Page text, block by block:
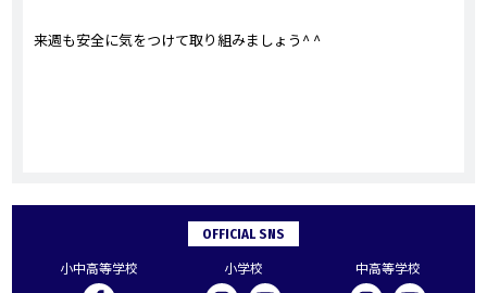
来週も安全に気をつけて取り組みましょう^ ^
OFFICIAL SNS
小中高等学校 小学校 中高等学校